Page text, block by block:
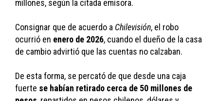
millones, según la citada emisora.
Consignar que de acuerdo a Chilevisión, el robo
ocurrió en enero de 2026, cuando el dueño de la casa
de cambio advirtió que las cuentas no calzaban.
De esta forma, se percató de que desde una caja
fuerte se habían retirado cerca de 50 millones de